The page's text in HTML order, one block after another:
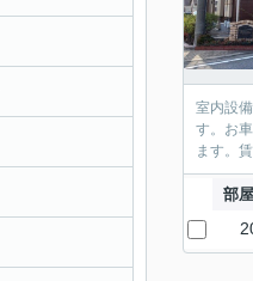
室内設
す。お
ます。
部